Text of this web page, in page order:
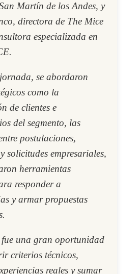
Martín de los Andes, y
directora de The Mice
especializada en
se abordaron
como la
de clientes e
del segmento, las
postulaciones,
solicitudes empresariales,
herramientas
responder a
y armar propuestas
fue una gran oportunidad
criterios técnicos,
reales y sumar